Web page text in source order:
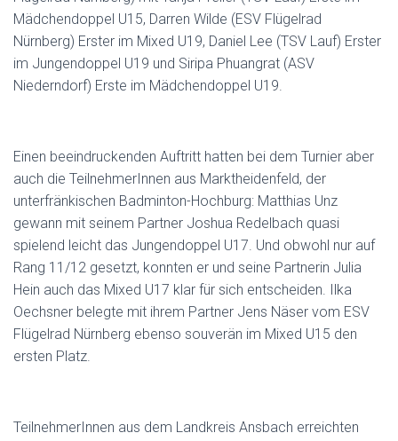
Mädchendoppel U15, Darren Wilde (ESV Flügelrad
Nürnberg) Erster im Mixed U19, Daniel Lee (TSV Lauf) Erster
im Jungendoppel U19 und Siripa Phuangrat (ASV
Niederndorf) Erste im Mädchendoppel U19.
Einen beeindruckenden Auftritt hatten bei dem Turnier aber
auch die TeilnehmerInnen aus Marktheidenfeld, der
unterfränkischen Badminton-Hochburg: Matthias Unz
gewann mit seinem Partner Joshua Redelbach quasi
spielend leicht das Jungendoppel U17. Und obwohl nur auf
Rang 11/12 gesetzt, konnten er und seine Partnerin Julia
Hein auch das Mixed U17 klar für sich entscheiden. Ilka
Oechsner belegte mit ihrem Partner Jens Näser vom ESV
Flügelrad Nürnberg ebenso souverän im Mixed U15 den
ersten Platz.
TeilnehmerInnen aus dem Landkreis Ansbach erreichten